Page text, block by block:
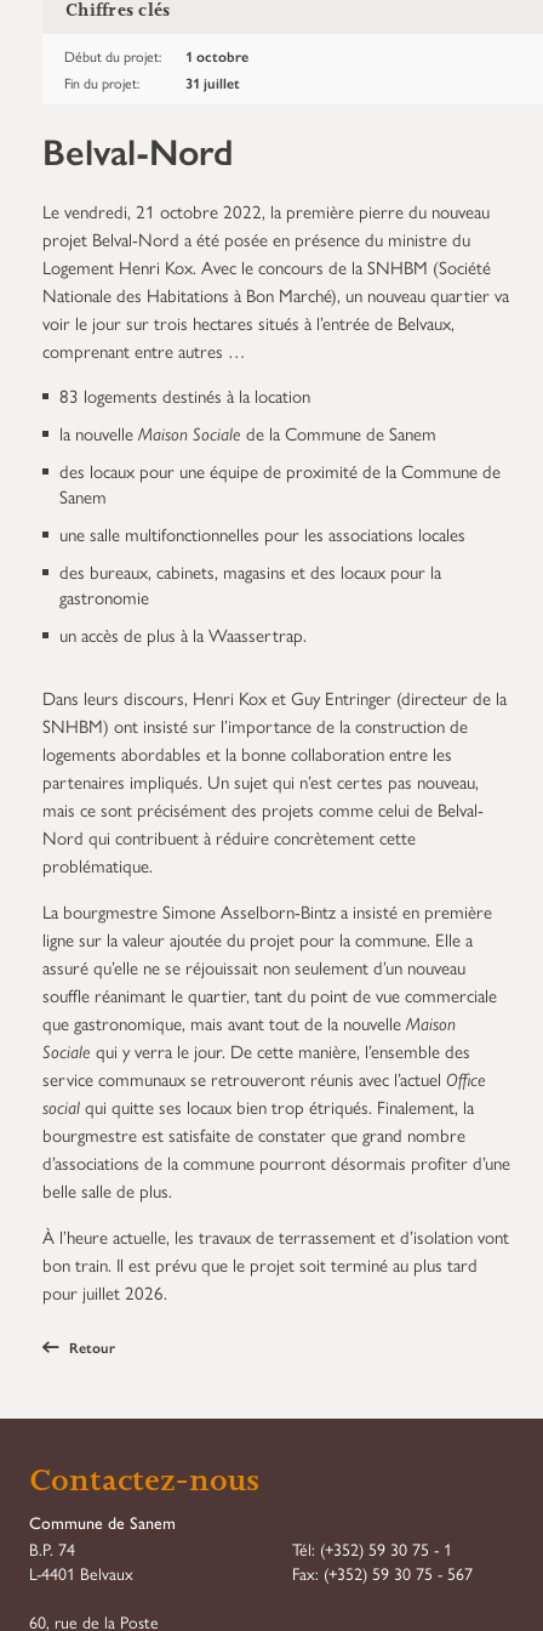
Chiffres clés
Début du projet:
1 octobre
Fin du projet:
31 juillet
Belval-Nord
Le vendredi, 21 octobre 2022, la première pierre du nouveau
projet Belval-Nord a été posée en présence du ministre du
Logement Henri Kox. Avec le concours de la SNHBM (Société
Nationale des Habitations à Bon Marché), un nouveau quartier va
voir le jour sur trois hectares situés à l’entrée de Belvaux,
comprenant entre autres …
83 logements destinés à la location
la nouvelleMaison Sociale de la Commune de Sanem
des locaux pour une équipe de proximité de la Commune de
Sanem
une salle multifonctionnelles pour les associations locales
des bureaux, cabinets, magasins et des locaux pour la
gastronomie
un accès de plus à la Waassertrap.
Dans leurs discours, Henri Kox et Guy Entringer (directeur de la
SNHBM) ont insisté sur l’importance de la construction de
logements abordables et la bonne collaboration entre les
partenaires impliqués. Un sujet qui n’est certes pas nouveau,
mais ce sont précisément des projets comme celui de Belval-
Nord qui contribuent à réduire concrètement cette
problématique.
La bourgmestre Simone Asselborn-Bintz a insisté en première
ligne sur la valeur ajoutée du projet pour la commune. Elle a
assuré qu’elle ne se réjouissait non seulement d’un nouveau
souffle réanimant le quartier, tant du point de vue commerciale
que gastronomique, mais avant tout de la nouvelleMaison
Sociale qui y verra le jour. De cette manière, l’ensemble des
service communaux se retrouveront réunis avec l’actuel Office
socialqui quitte ses locaux bien trop étriqués. Finalement, la
bourgmestre est satisfaite de constater que grand nombre
d’associations de la commune pourront désormais profiter d’une
belle salle de plus.
À l’heure actuelle, les travaux de terrassement et d’isolation vont
bon train. Il est prévu que le projet soit terminé au plus tard
pour juillet 2026.
Retour
Contactez-nous
Commune de Sanem
B.P. 74
L-4401 Belvaux
60, rue de la Poste
Tél: (+352) 59 30 75 - 1
Fax: (+352) 59 30 75 - 567